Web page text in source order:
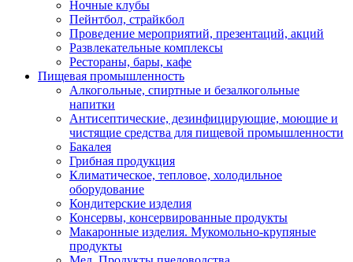
Ночные клубы
Пейнтбол, страйкбол
Проведение мероприятий, презентаций, акций
Развлекательные комплексы
Рестораны, бары, кафе
Пищевая промышленность
Алкогольные, спиртные и безалкогольные
напитки
Антисептические, дезинфицирующие, моющие и
чистящие средства для пищевой промышленности
Бакалея
Грибная продукция
Климатическое, тепловое, холодильное
оборудование
Кондитерские изделия
Консервы, консервированные продукты
Макаронные изделия. Мукомольно-крупяные
продукты